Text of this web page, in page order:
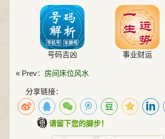
号码吉凶 事业财运
« Prev： 房间床位风水
分享链接：
请留下您的脚步！